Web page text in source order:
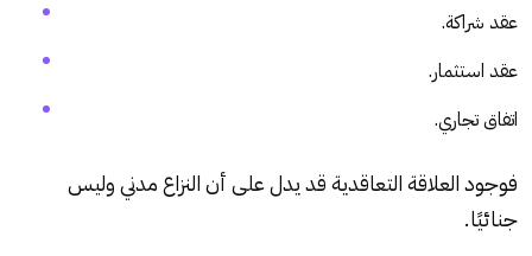
عقد شراكة.
عقد استثمار.
اتفاق تجاري.
فوجود العلاقة التعاقدية قد يدل على أن النزاع مدني وليس
جنائيًا.